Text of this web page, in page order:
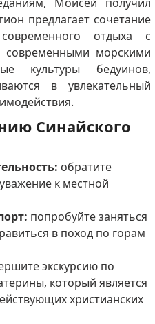
предлагает сочетание
отдыха с
морскими
культуры бедуинов,
в увлекательный
Синайского
обратите
к местной
попробуйте заняться
в поход по горам
экскурсию по
который является
христианских